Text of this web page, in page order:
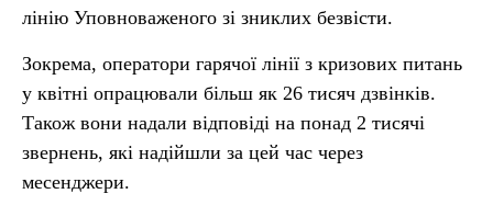
лінію Уповноваженого зі зниклих безвісти.
Зокрема, оператори гарячої лінії з кризових питань
у квітні опрацювали більш як 26 тисяч дзвінків.
Також вони надали відповіді на понад 2 тисячі
звернень, які надійшли за цей час через
месенджери.